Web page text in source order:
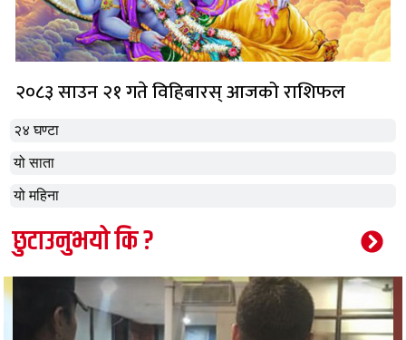
२४ घण्टा
यो साता
यो महिना
२०८३ साउन २१ गते विहिबारस् आजको राशिफल
छुटाउनुभयो कि ?